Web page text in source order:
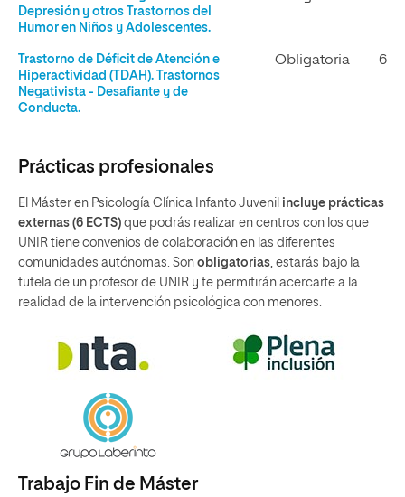
Depresión y otros Trastornos del
Humor en Niños y Adolescentes.
Trastorno de Déficit de Atención e
Hiperactividad (TDAH). Trastornos
Negativista - Desafiante y de
Conducta.
Obligatoria 6
Prácticas profesionales
El Máster en Psicología Clínica Infanto Juvenil incluye prácticas
externas (6 ECTS) que podrás realizar en centros con los que
UNIR tiene convenios de colaboración en las diferentes
comunidades autónomas. Son obligatorias, estarás bajo la
tutela de un profesor de UNIR y te permitirán acercarte a la
realidad de la intervención psicológica con menores.
Trabajo Fin de Máster